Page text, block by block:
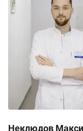
Неклюдов